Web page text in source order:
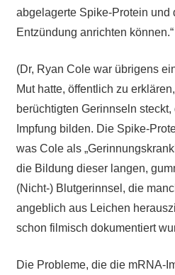
abgelagerte Spike-Protein und
Entzündung anrichten können.“
(Dr, Ryan Cole war übrigens
Mut hatte, öffentlich zu
berüchtigten Gerinnseln
Impfung bilden. Die Spike-
was Cole als
die Bildung dieser langen,
(Nicht-) Blutgerinnsel, die
angeblich aus Leichen
schon filmisch dokumentiert
Die Probleme, die die mRNA-